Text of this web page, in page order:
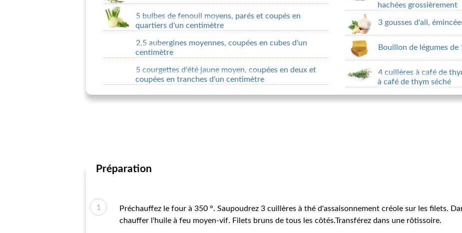
5 bulbes de fenouil moyens, parés et coupés en
quartiers d'un centimètre
2,5 aubergines moyennes, coupées en cubes d'un
centimètre
5 courgettes d'été jaune moyen, coupées en deux et
coupées en tranches d'un centimètre
hachées grossièrement
3 gousses d'ail,
Bouillon de légumes de
4 cuillères à café de
à café de thym séché
Préparation
Préchauffez le four à 350 °. Saupoudrez 3 cuillères à thé d'assaisonnement créole sur les filets.
chauffer l'huile à feu moyen-vif. Filets bruns de tous les côtés.Transférez dans une rôtissoire.